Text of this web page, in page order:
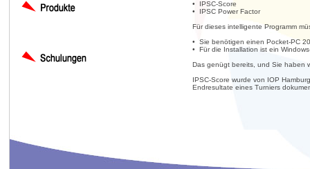
• IPSC-Score
• IPSC Power Factor
Für dieses intelligente Programm
• Sie benötigen einen Pocket-PC
• Für die Installation ist ein
Das genügt bereits, und Sie haben
IPSC-Score wurde von IOP
Endresultate eines Turniers